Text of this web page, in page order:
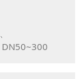
DN50~300